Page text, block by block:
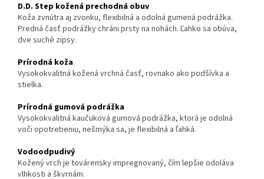
D.D. Step kožená prechodná obuv
Koža zvnútra aj zvonku, flexibilná a odolná gumená podrážka.
Predná časť podrážky chráni prsty na nohách. Ľahko sa obúva,
dve suché zipsy.
Prírodná koža
Vysokokvalitná kožená vrchná časť, rovnako ako podšívka a
stielka.
Prírodná gumová podrážka
Vysokokvalitná kaučuková gumová podrážka, ktorá je odolná
voči opotrebeniu, nešmýka sa, je flexibilná a ľahká.
Vodoodpudivý
Kožený vrch je továrensky impregnovaný, čím lepšie odoláva
vlhkosti a škvrnám.